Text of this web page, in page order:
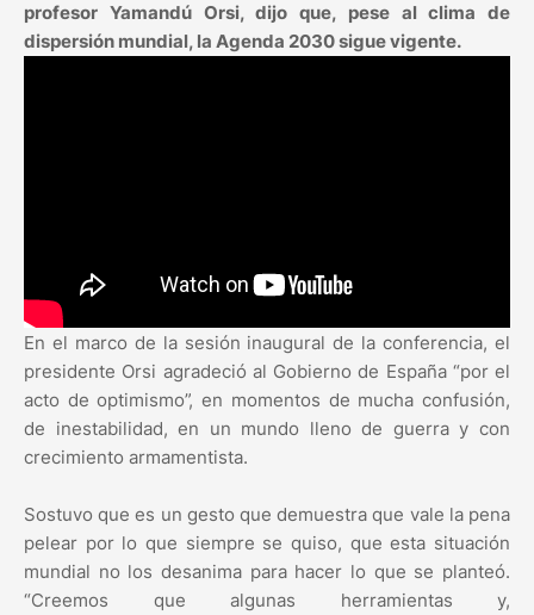
profesor Yamandú Orsi, dijo que, pese al clima de
dispersión mundial, la Agenda 2030 sigue vigente.
En el marco de la sesión inaugural de la conferencia, el
presidente Orsi agradeció al Gobierno de España “por el
acto de optimismo”, en momentos de mucha confusión,
de inestabilidad, en un mundo lleno de guerra y con
crecimiento armamentista.
Sostuvo que es un gesto que demuestra que vale la pena
pelear por lo que siempre se quiso, que esta situación
mundial no los desanima para hacer lo que se planteó.
“Creemos que algunas herramientas y,